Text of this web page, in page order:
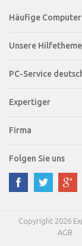
Häufige
Unsere
PC-Service
Expertiger
Firma
Folgen Sie uns
Copyright 2026
AGB